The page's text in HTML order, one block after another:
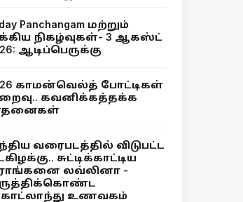
Panchangam மற்றும்
நிகழ்வுகள்- 3 ஆகஸ்ட்
ஆடிப்பெருக்கு
காமன்வெல்த் போட்டிகள்
கவனிக்கத்தக்க
வரைபடத்தில் விடுபட்ட
சுட்டிக்காட்டிய
லவ்லினா -
உணவகம்